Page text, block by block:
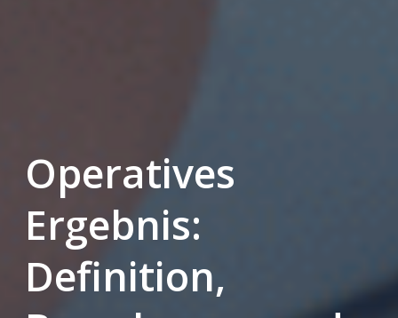
Operatives
Ergebnis:
Definition,